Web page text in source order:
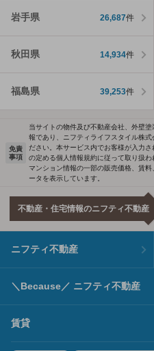
岩手県 26,687件
秋田県 14,934件
福島県 39,253件
免責
事項
当サイトの物件及び不動産会社、外壁
報であり、ニフティライフスタイル株
ださい。本サービス内でお客様が入力
の定める個人情報規約に従って取り扱わ
マンション情報の一部の販売価格、賃
ータを表示しています。
不動産・住宅情報のニフティ不動産
ニフティ不動産
＼Because／ ニフティ不動産
賃貸